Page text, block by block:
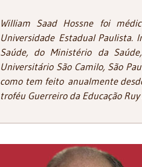
William Saad Hossne foi
Universidade Estadual Paulista.
Saúde, do Ministério da
Universitário São Camilo, São
como tem feito anualmente
troféu Guerreiro da Educação